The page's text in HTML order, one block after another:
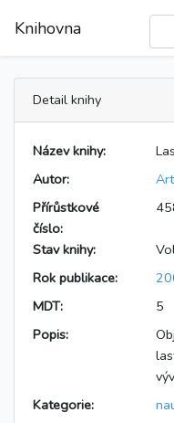
Knihovna
Detail knihy
Název knihy:
Autor:
Přírůstkové
číslo:
Stav knihy:
Rok publikace:
MDT:
5
Popis:
Kategorie: